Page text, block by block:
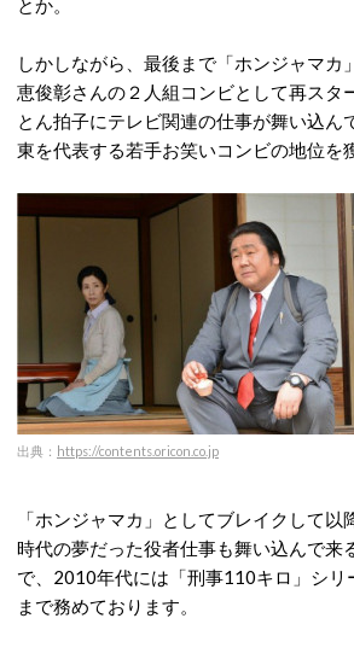
とか。
しかしながら、最後まで「ホンジャマカ
恵俊彰さんの２人組コンビとして再スタ
とん拍子にテレビ関連の仕事が舞い込ん
東を代表する若手お笑いコンビの地位を
出典： https://contents.oricon.co.jp
「ホンジャマカ」としてブレイクして以
時代の夢だった役者仕事も舞い込んで来
で、2010年代には「刑事110キロ」シリ
まで務めております。